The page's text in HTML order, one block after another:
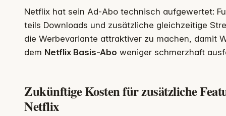
Netflix hat sein Ad‑Abo technisch aufgewertet:
teils Downloads und zusätzliche gleichzeitige
die Werbevariante attraktiver zu machen, damit
dem Netflix Basis-Abo weniger schmerzhaft
Zukünftige Kosten für zusätzliche
Netflix